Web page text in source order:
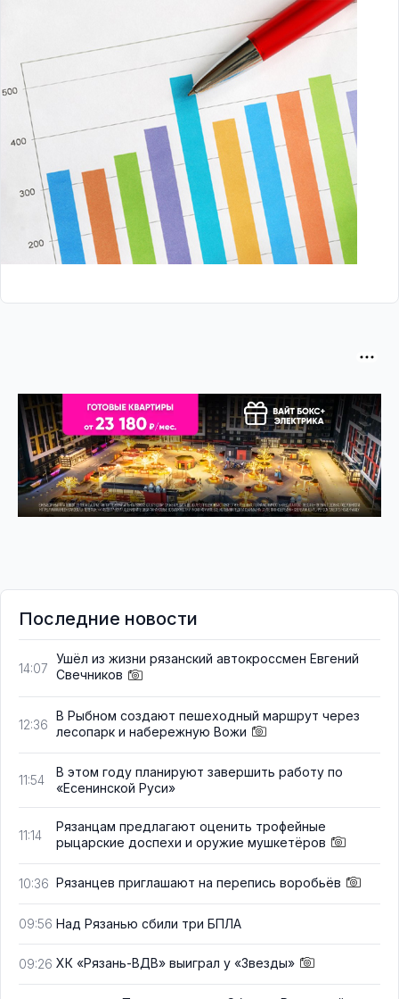
Последние новости
14:07
Ушёл из жизни рязанский автокроссмен Евгений
Свечников
12:36
В Рыбном создают пешеходный маршрут через
лесопарк и набережную Вожи
11:54
В этом году планируют завершить работу по
«Есенинской Руси»
11:14
Рязанцам предлагают оценить трофейные
рыцарские доспехи и оружие мушкетёров
10:36 Рязанцев приглашают на перепись воробьёв
09:56 Над Рязанью сбили три БПЛА
09:26 ХК «Рязань-ВДВ» выиграл у «Звезды»